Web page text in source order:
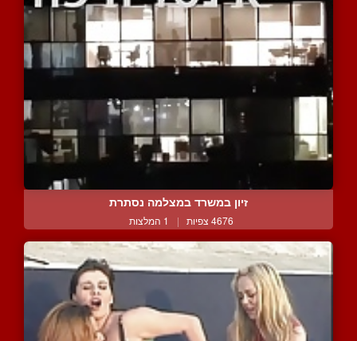
זיון במשרד במצלמה נסתרת
4676 צפיות | 1 המלצות